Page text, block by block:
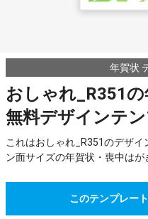
年賀状
おしゃれ_R351
無料デザインテ
これはおしゃれ_R351のデザ
ン面サイズの年賀状・喪中はが
このテンプレー